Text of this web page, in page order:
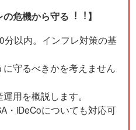
危機から守る︕︕】
以内。インフレ対策の基
守るべきかを考えません
用を概説します。
・iDeCoについても対応可